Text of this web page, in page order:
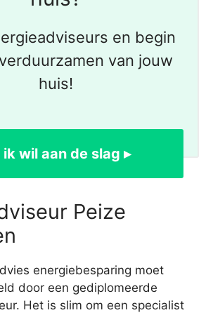
en begin
van jouw
huis!
ik wil aan de slag ▸
Peize
energiebesparing moet
door een gediplomeerde
Het is slim om een specialist